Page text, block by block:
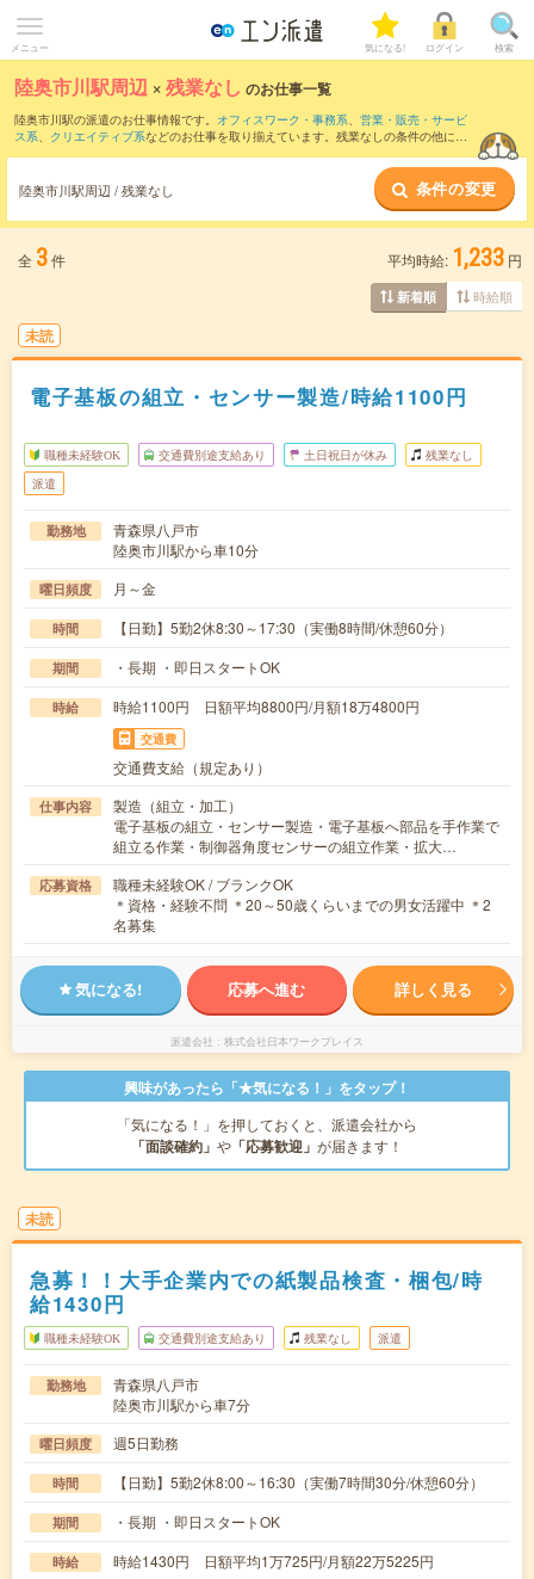
メニュー 気になる! ログイン 検索
陸奥市川駅周辺 ×残業なし のお仕事一覧
陸奥市川駅の派遣のお仕事情報です。 オフィスワーク・事務系、 営業・販売・サービ
ス系、 クリエイティブ系などのお仕事を取り揃えています。残業なしの条件の他に、
陸奥市川駅周辺 / 残業なし 条件の変更
全 3件 平均時給: 1,233 円
新着順 時給順
未読
電子基板の組立・センサー製造/時給1100円
職種未経験OK 交通費別途支給あり 土日祝日が休み 残業なし
派遣
勤務地
青森県八戸市
陸奥市川駅から車10分
曜日頻度 月～金
時間 【日勤】5勤2休8:30～17:30（実働8時間/休憩60分）
期間 ・長期 ・即日スタートOK
時給 時給1100円 日額平均8800円/月額18万4800円
交通費
交通費支給（規定あり）
仕事内容
製造（組立・加工）
電子基板の組立・センサー製造・電子基板へ部品を手作業で
組立る作業・制御器角度センサーの組立作業・拡大…
応募資格
職種未経験OK / ブランクOK
＊資格・経験不問 ＊20～50歳くらいまでの男女活躍中 ＊2
名募集
気になる! 応募へ進む 詳しく見る
派遣会社 株式会社日本ワークプレイス
興味があったら「★気になる！」をタップ！
「気になる！」を押しておくと、派遣会社から
「面談確約」 や 「応募歓迎」 が届きます！
未読
急募！！大手企業内での紙製品検査・梱包/時
給1430円
職種未経験OK 交通費別途支給あり 残業なし 派遣
勤務地
青森県八戸市
陸奥市川駅から車7分
曜日頻度 週5日勤務
時間 【日勤】5勤2休8:00～16:30（実働7時間30分/休憩60分）
期間 ・長期 ・即日スタートOK
時給 時給1430円 日額平均1万725円/月額22万5225円